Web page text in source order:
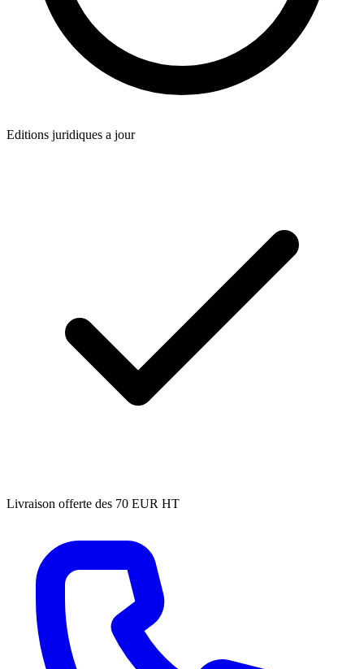
Editions juridiques a jour
Livraison offerte des 70 EUR HT